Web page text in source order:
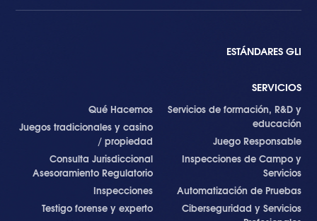
ESTÁNDARES GLI
SERVICIOS
Qué Hacemos
Juegos tradicionales y casino
/ propiedad
Consulta Jurisdiccional
Asesoramiento Regulatorio
Inspecciones
Testigo forense y experto
Servicios de formación, R&D y
educación
Juego Responsable
Inspecciones de Campo y
Servicios
Automatización de Pruebas
Ciberseguridad y Servicios